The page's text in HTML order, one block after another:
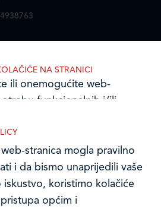
Cookies
stranica mogla pravilno
i da bismo unaprijedili vaše
iskustvo, koristimo kolačiće
općim i
NA STRANICI
ili onemogućite web-
funkcionalnih i/ili
kolačići